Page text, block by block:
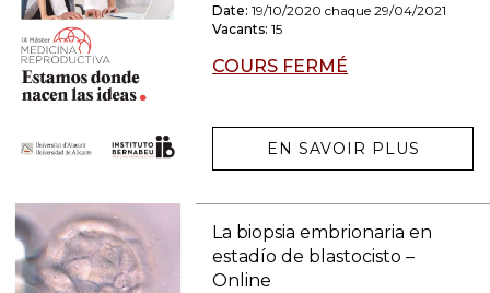
Date: 19/10/2020 chaque 29/04/2021
Vacants: 15
COURS FERMÉ
EN SAVOIR PLUS
La biopsia embrionaria en
estadío de blastocisto –
Online